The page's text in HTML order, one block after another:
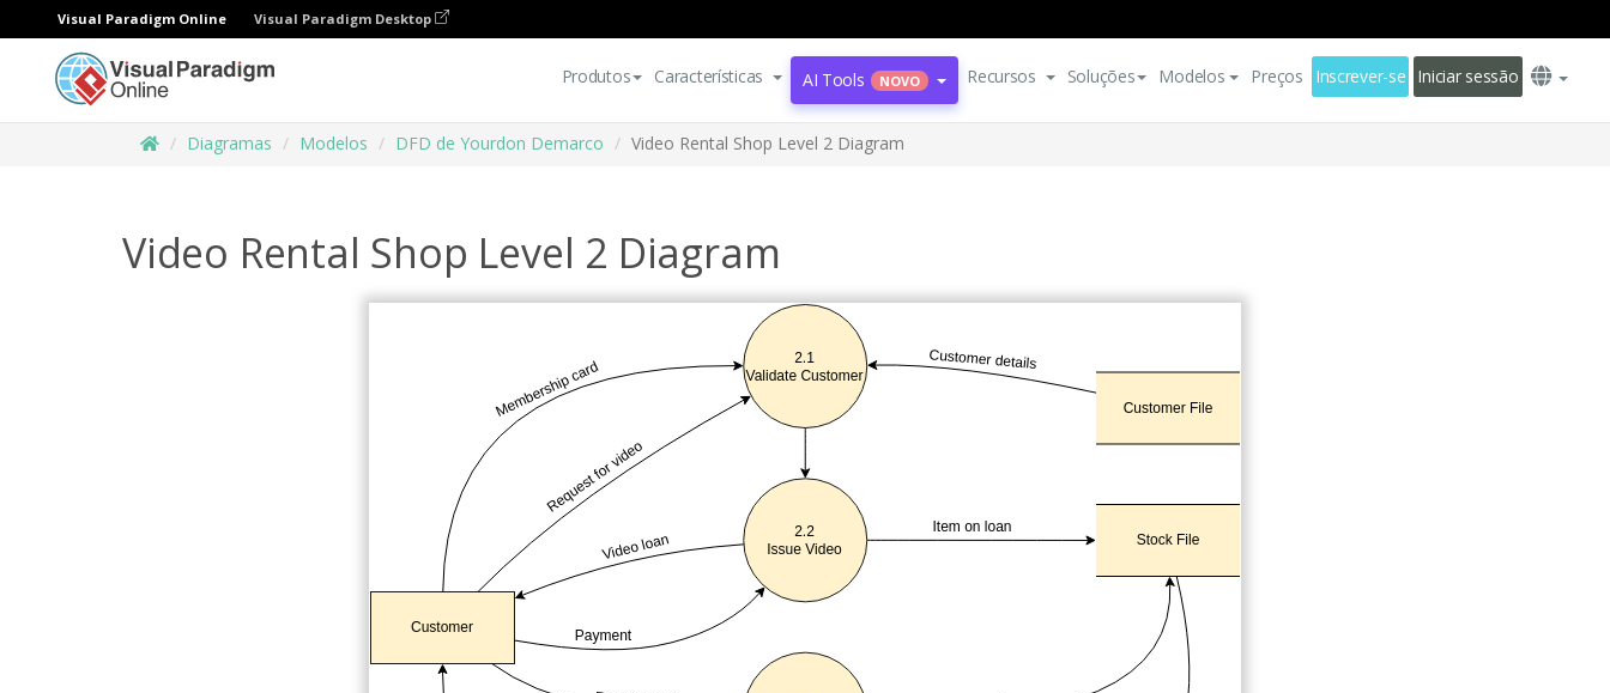
Visual Paradigm Online Visual Paradigm Desktop
Produtos Características AI Tools NOVO Recursos Soluções Modelos Preços Inscrever-se Iniciar sessão
Diagramas Modelos DFD de Yourdon Demarco Video Rental Shop Level 2 Diagram
Video Rental Shop Level 2 Diagram